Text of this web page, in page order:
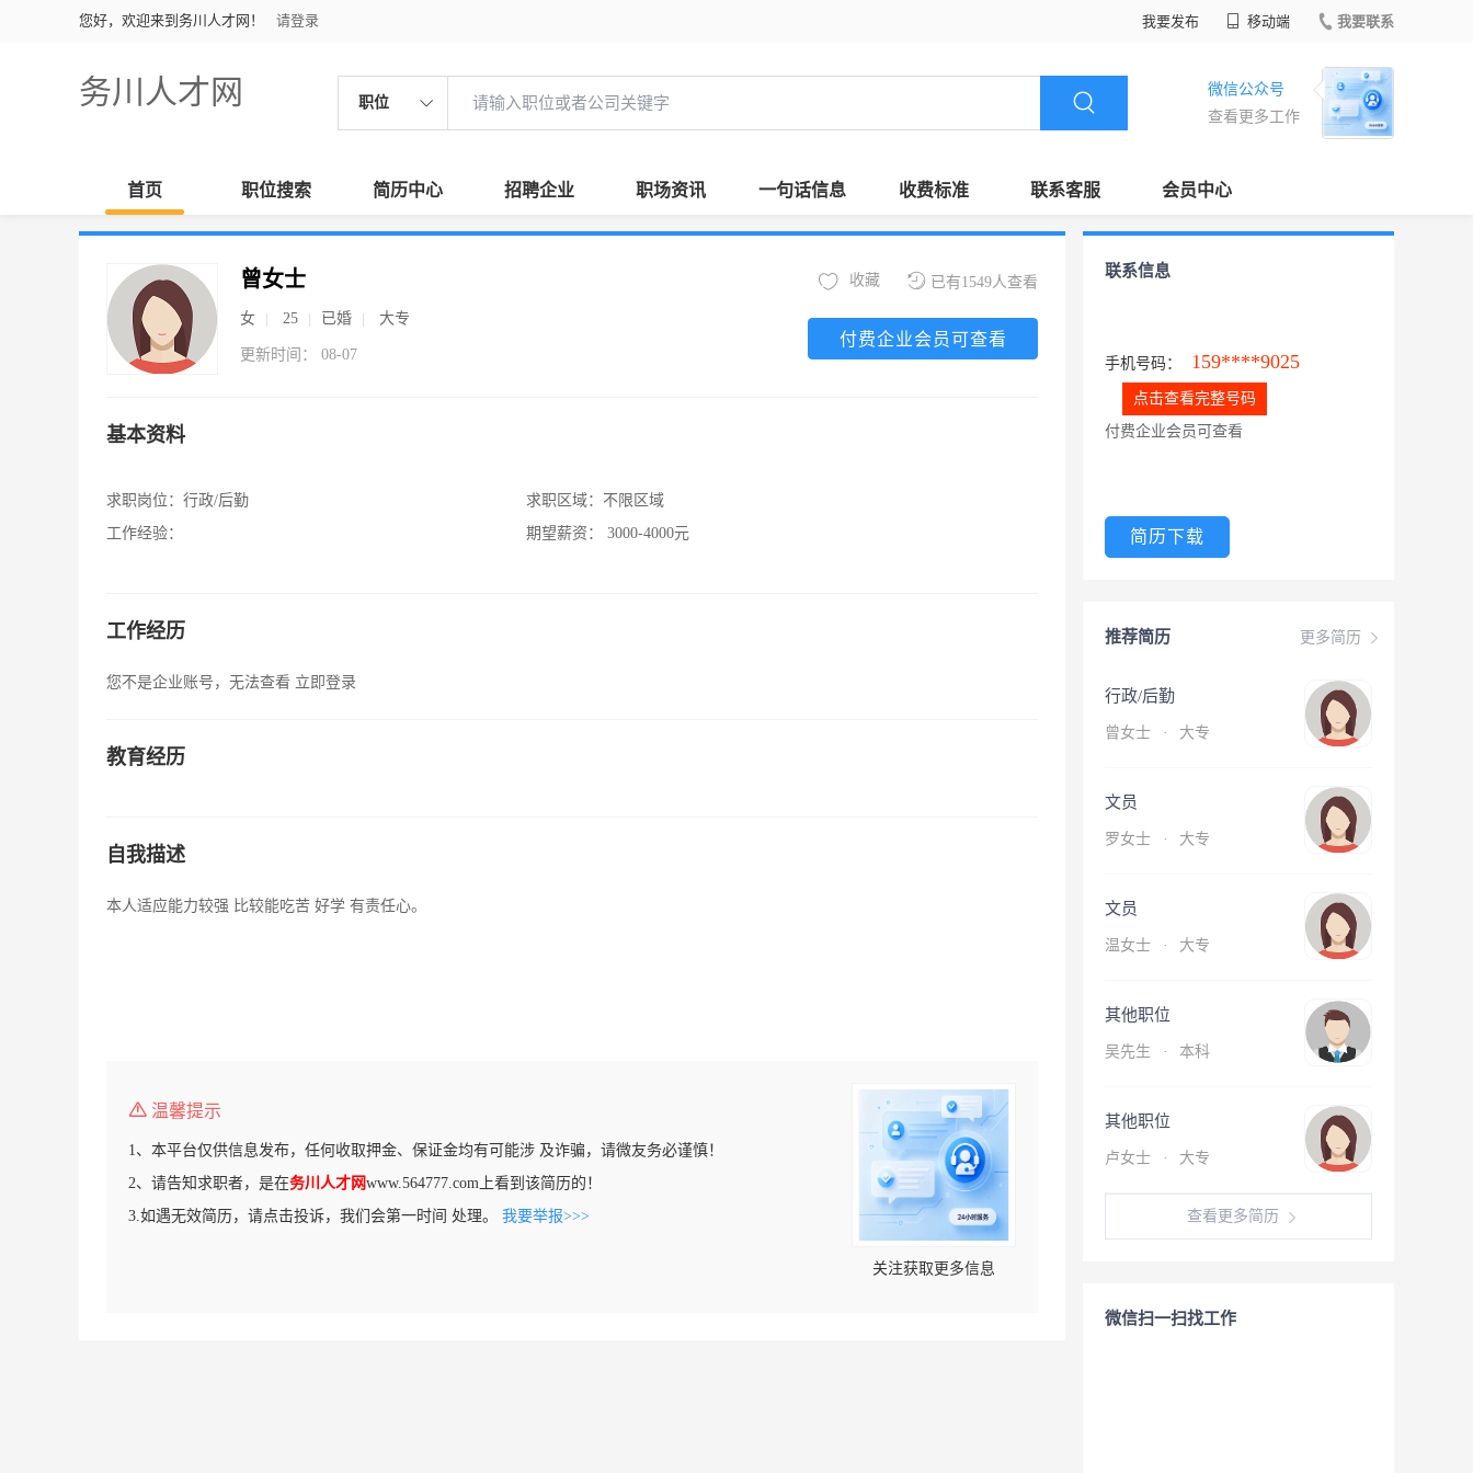
您好，欢迎来到务川人才网！ 请登录 我要发布 移动端 我要联系
务川人才网 职位
微信公众号
查看更多工作
首页 职位搜索 简历中心 招聘企业 职场资讯 一句话信息 收费标准 联系客服 会员中心
曾女士
女 25 已婚 大专
更新时间： 08-07
已有1549人查看
收藏
付费企业会员可查看
基本资料
求职岗位： 行政/后勤
工作经验：
求职区域： 不限区域
期望薪资：
3000-4000元
工作经历
您不是企业账号，无法查看 立即登录
教育经历
自我描述
本人适应能力较强 比较能吃苦 好学 有责任心。
温馨提示
1、本平台仅供信息发布，任何收取押金、保证金均有可能涉 及诈骗，请微友务必谨慎！
2、请告知求职者，是在务川人才网www.564777.com上看到该简历的！
3.如遇无效简历，请点击投诉，我们会第一时间 处理。 我要举报>>>
关注获取更多信息
联系信息
手机号码： 159****9025
点击查看完整号码
付费企业会员可查看
简历下载
更多简历
推荐简历
行政/后勤
曾女士 · 大专
文员
罗女士 · 大专
文员
温女士 · 大专
其他职位
吴先生 · 本科
其他职位
卢女士 · 大专
查看更多简历
微信扫一扫找工作